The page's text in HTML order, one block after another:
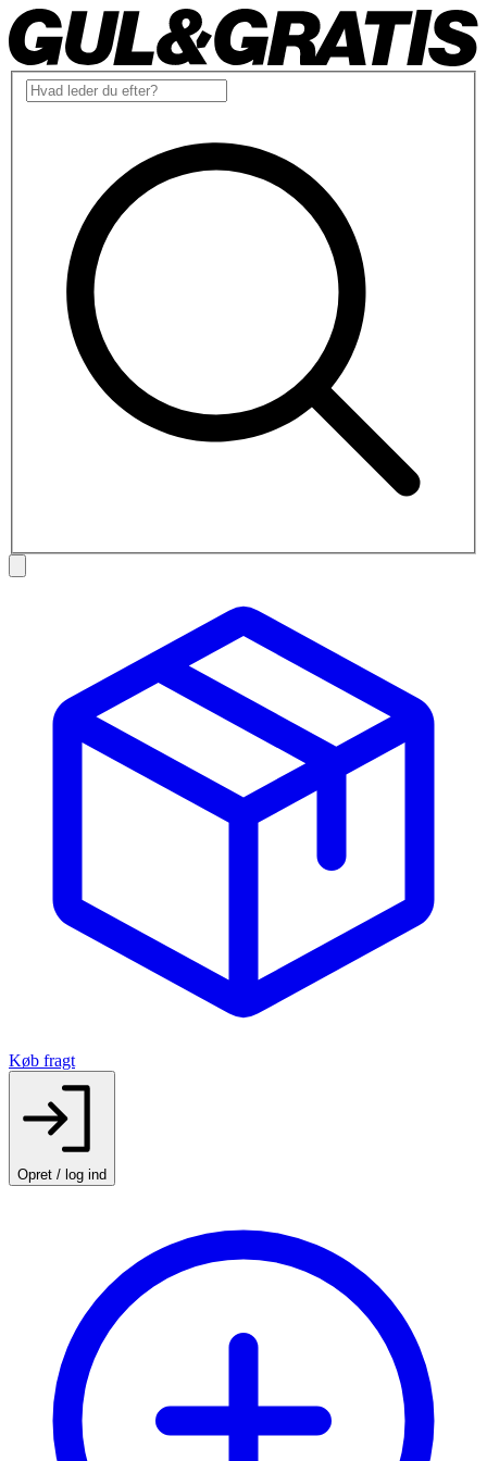
Køb fragt
Opret / log ind